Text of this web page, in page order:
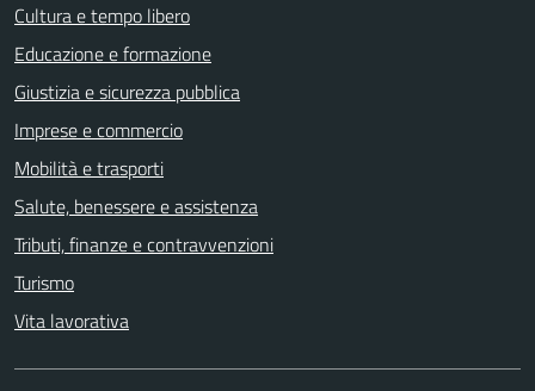
Cultura e tempo libero
Educazione e formazione
Giustizia e sicurezza pubblica
Imprese e commercio
Mobilità e trasporti
Salute, benessere e assistenza
Tributi, finanze e contravvenzioni
Turismo
Vita lavorativa